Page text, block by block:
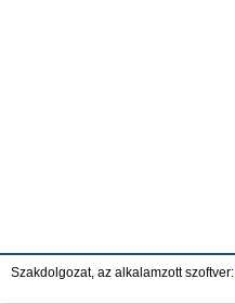
Szakdolgozat, az alkalamzott szoftver: